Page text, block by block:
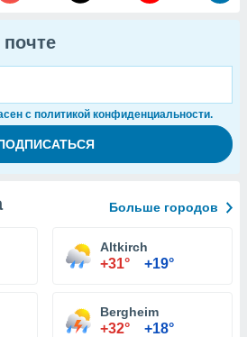
с политикой конфиденциальности.
Больше городов
Altkirch
+31° +19°
Bergheim
+32° +18°